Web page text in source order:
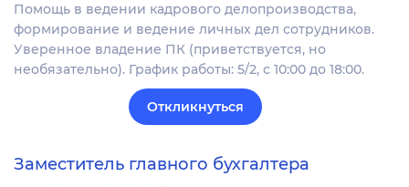
Помощь в ведении кадрового делопроизводства,
формирование и ведение личных дел сотрудников.
Уверенное владение ПК (приветствуется, но
необязательно). График работы: 5/2, с 10:00 до 18:00.
Откликнуться
Заместитель главного бухгалтера